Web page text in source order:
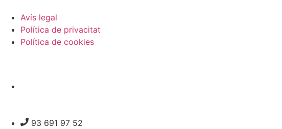
Avís legal
Política de privacitat
Política de cookies
93 691 97 52